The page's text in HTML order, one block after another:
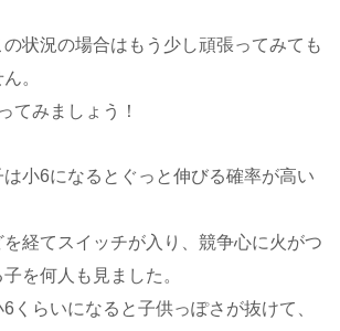
状況の場合はもう少し頑張ってみても
。
てみましょう！
は小6になるとぐっと伸びる確率が高い
経てスイッチが入り、競争心に火がつ
を何人も見ました。
くらいになると子供っぽさが抜けて、